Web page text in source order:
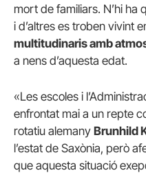
mort de familiars. N’hi ha
i d’altres es troben vivint
multitudinaris amb
a nens d’aquesta edat.
«Les escoles i
enfrontat mai a un repte
rotatiu alemany Brunhild
l’estat de Saxònia, però
que aquesta situació